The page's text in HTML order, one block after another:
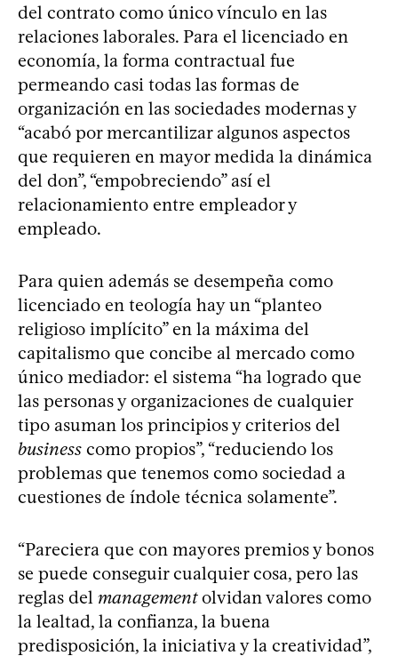
del contrato como único vínculo en las
relaciones laborales. Para el licenciado en
economía, la forma contractual fue
permeando casi todas las formas de
organización en las sociedades modernas y
“acabó por mercantilizar algunos aspectos
que requieren en mayor medida la dinámica
del don”, “empobreciendo” así el
relacionamiento entre empleador y
empleado.
Para quien además se desempeña como
licenciado en teología hay un “planteo
religioso implícito” en la máxima del
capitalismo que concibe al mercado como
único mediador: el sistema “ha logrado que
las personas y organizaciones de cualquier
tipo asuman los principios y criterios del
business como propios”, “reduciendo los
problemas que tenemos como sociedad a
cuestiones de índole técnica solamente”.
“Pareciera que con mayores premios y bonos
se puede conseguir cualquier cosa, pero las
reglas del managementolvidan valores como
la lealtad, la confianza, la buena
predisposición, la iniciativa y la creatividad”,